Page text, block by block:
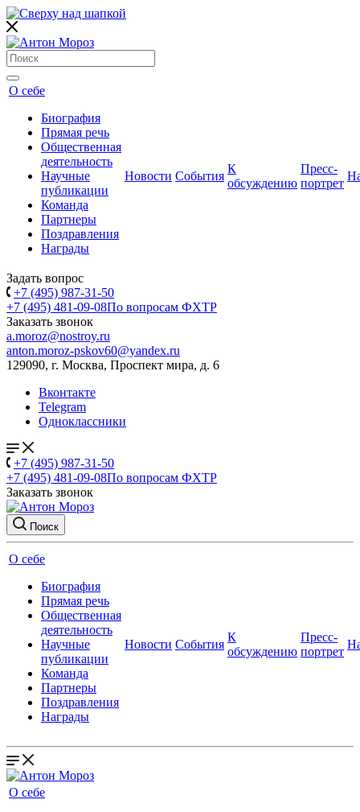
О себе
Биография
Прямая речь
Общественная
деятельность
Научные
публикации
Команда
Партнеры
Поздравления
Награды
Новости События
К
обсуждению
Пресс-
портрет
Задать вопрос
+7 (495) 987-31-50
+7 (495) 481-09-08По вопросам ФХТР
Заказать звонок
a.moroz@nostroy.ru
anton.moroz-pskov60@yandex.ru
129090, г. Москва, Проспект мира, д. 6
Вконтакте
Telegram
Одноклассники
+7 (495) 987-31-50
+7 (495) 481-09-08По вопросам ФХТР
Заказать звонок
Поиск
О себе
Биография
Прямая речь
Общественная
деятельность
Научные
публикации
Команда
Партнеры
Поздравления
Награды
Новости События
К
обсуждению
Пресс-
портрет
О себе